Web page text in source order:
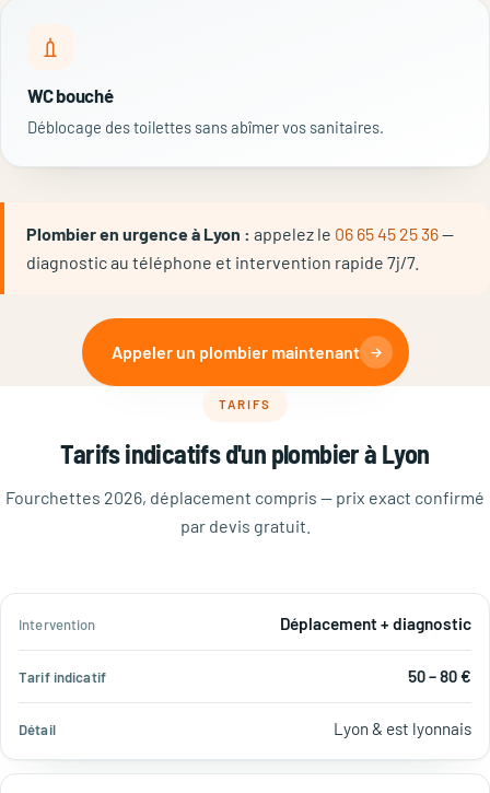
WC bouché
Déblocage des toilettes sans abîmer vos sanitaires.
Plombier en urgence à Lyon : appelez le 06 65 45 25 36—
diagnostic au téléphone et intervention rapide 7j/7.
Appeler un plombier maintenant
TARIFS
Tarifs indicatifs d'un plombier à Lyon
Fourchettes 2026, déplacement compris — prix exact confirmé
par devis gratuit.
Intervention Déplacement + diagnostic
50 – 80 €
Lyon & est lyonnais